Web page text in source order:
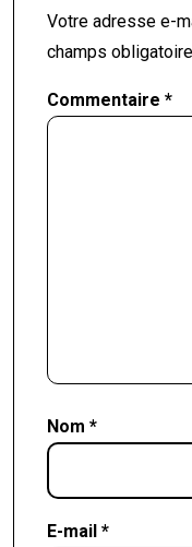
Votre adresse e-
champs
Commentaire *
Nom *
E-mail *